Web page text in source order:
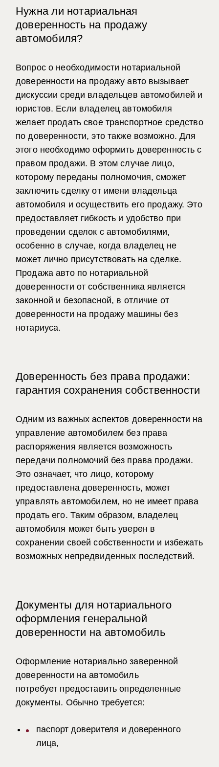
Нужна ли нотариальная
доверенность на продажу
автомобиля?
Вопрос о необходимости нотариальной
доверенности на продажу авто вызывает
дискуссии среди владельцев автомобилей и
юристов. Если владелец автомобиля
желает продать свое транспортное средство
по доверенности, это также возможно. Для
этого необходимо оформить доверенность с
правом продажи. В этом случае лицо,
которому переданы полномочия, сможет
заключить сделку от имени владельца
автомобиля и осуществить его продажу. Это
предоставляет гибкость и удобство при
проведении сделок с автомобилями,
особенно в случае, когда владелец не
может лично присутствовать на сделке.
Продажа авто по нотариальной
доверенности от собственникаявляется
законной и безопасной, в отличие от
доверенности на продажу машины без
нотариуса.
Доверенность без права продажи:
гарантия сохранения собственности
Одним из важныхаспектов доверенности на
управление автомобилем без права
распоряжения является возможность
передачи полномочий без права продажи.
Это означает, что лицо, которому
предоставлена доверенность, может
управлять автомобилем, но не имеет права
продать его. Таким образом, владелец
автомобиля может быть уверен в
сохранении своей собственности и избежать
возможных непредвиденных последствий.
Документы для нотариального
оформления генеральной
доверенности на автомобиль
Оформление нотариально заверенной
доверенности на автомобиль
потребует предоставить определенные
документы. Обычно требуется:
паспорт доверителя и доверенного
лица,